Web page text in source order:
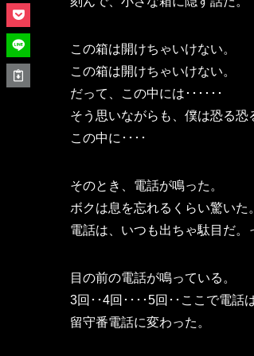
この箱は開けちゃいけない。
この箱は開けちゃいけない。
だって、この中には･･････
そう思いながらも、僕は恐る恐
この中に････
そのとき、電話が鳴った。
ボクは息を忘れるくらい驚いた。
電話は、いつも出ちゃ駄目だ。
目の前の電話が鳴っている。
3回･･4回････5回･･ここで電話
留守番電話に変わった。